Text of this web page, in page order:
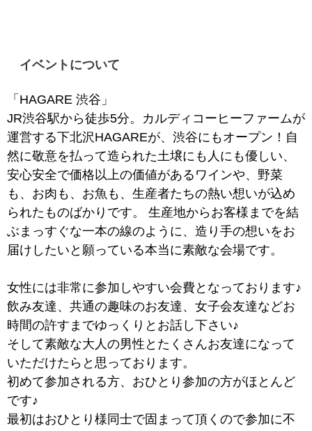
イベントについて
「HAGARE 渋谷」
JR渋谷駅から徒歩5分。カルディコーヒーファームが
運営する下北沢HAGAREが、渋谷にもオープン！自
然に敬意を払って造られた土壌にも人にも優しい、
安心安全で価格以上の価値があるワインや、野菜
も、お肉も、お魚も、生産者たちの熱い想いが込め
られたものばかりです。 生産地からお客様までを結
ぶまっすぐな一本の線のように、造り手の想いをお
届けしたいと願っている本当に素敵な会場です。
女性には非常に参加しやすい会費となっております♪
飲み友達、共通の趣味のお友達、女子会友達などお
時間の許すまでゆっくりとお話し下さい♪
そして素敵な大人の男性とたくさんお友達になって
いただけたらと思っております。
初めて参加される方、おひとり参加の方がほとんど
です♪
最初はおひとり様同士で固まって頂くので参加に不